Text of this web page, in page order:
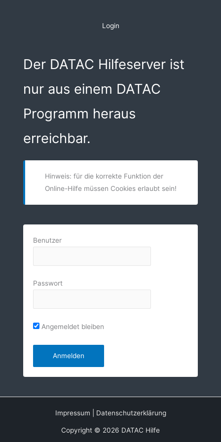
Login
Der DATAC Hilfeserver ist
nur aus einem DATAC
Programm heraus
erreichbar.
Hinweis: für die korrekte Funktion der
Online-Hilfe müssen Cookies erlaubt sein!
Benutzer
Passwort
Angemeldet bleiben
Impressum Datenschutzerklärung
Copyright © 2026 DATAC Hilfe